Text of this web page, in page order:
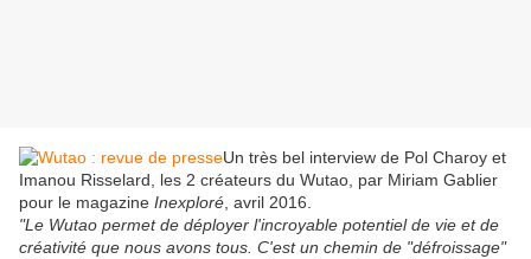
Un très bel interview de Pol Charoy et
Imanou Risselard, les 2 créateurs du Wutao, par Miriam Gablier
pour le magazine Inexploré , avril 2016.
"Le Wutao permet de déployer l'incroyable potentiel de vie et de
créativité que nous avons tous. C'est un chemin de "défroissage"